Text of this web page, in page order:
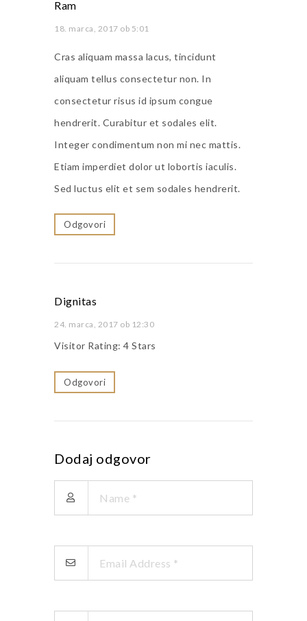
Ram
18. marca, 2017 ob 5:01
Cras aliquam massa lacus, tincidunt
aliquam tellus consectetur non. In
consectetur risus id ipsum congue
hendrerit. Curabitur et sodales elit.
Integer condimentum non mi nec mattis.
Etiam imperdiet dolor ut lobortis iaculis.
Sed luctus elit et sem sodales hendrerit.
Odgovori
Dignitas
24. marca, 2017 ob 12:30
Visitor Rating: 4 Stars
Odgovori
Dodaj odgovor